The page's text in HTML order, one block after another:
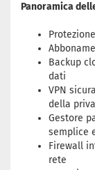
Panoramica
Backup
dati
VPN
della
Gestore
semplice
Firewall
rete